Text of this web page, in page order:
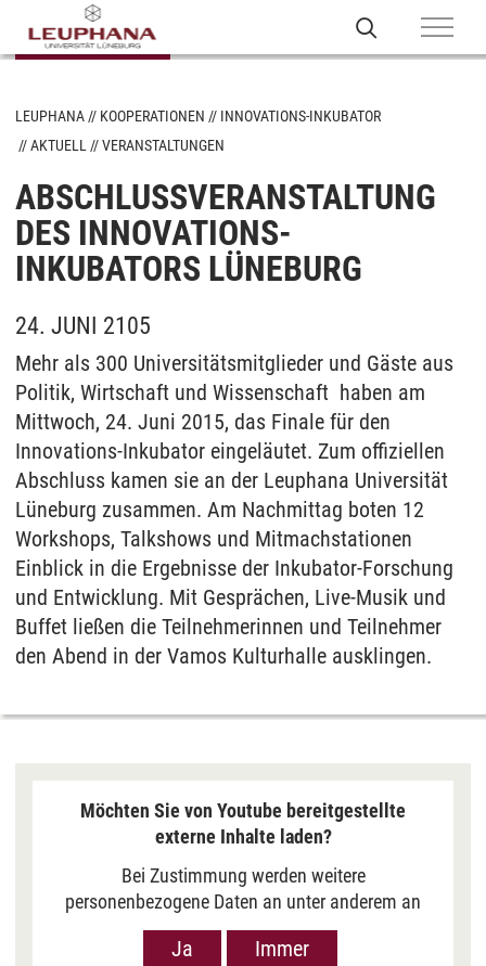
LEUPHANA KOOPERATIONEN
INNOVATIONS-INKUBATOR
AKTUELL
VERANSTALTUNGEN
ABSCHLUSSVERANSTALTUNG
DES INNOVATIONS-
INKUBATORS LÜNEBURG
24. JUNI 2105
Mehr als 300 Universitätsmitglieder und Gäste aus
Politik, Wirtschaft und Wissenschaft haben am
Mittwoch, 24. Juni 2015, das Finale für den
Innovations-Inkubator eingeläutet. Zum offiziellen
Abschluss kamen sie an der Leuphana Universität
Lüneburg zusammen. Am Nachmittag boten 12
Workshops, Talkshows und Mitmachstationen
Einblick in die Ergebnisse der Inkubator-Forschung
und Entwicklung. Mit Gesprächen, Live-Musik und
Buffet ließen die Teilnehmerinnen und Teilnehmer
den Abend in der Vamos Kulturhalle ausklingen.
Möchten Sie von Youtube bereitgestellte
externe Inhalte laden?
Bei Zustimmung werden weitere
personenbezogene Daten an unter anderem an
Google in den USA übermittelt, um Ihnen Youtube-
Videos anzuzeigen. Der Europäische Gerichtshof
Ja Immer